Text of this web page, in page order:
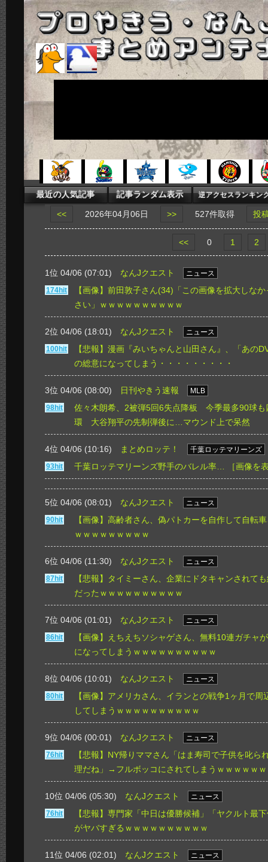
<< 2026年04月06日 >> 527件取得 投
<< 0 1 2
1位 04/06 (07:01) なんJクエスト
ニュース
174hit
【画像】前田敦子さん(34)「この画像を拡大しな
さい」ｗｗｗｗｗｗｗｗｗｗ
2位 04/06 (18:01) なんJクエスト
ニュース
100hit
【悲報】漫画『みいちゃんと山田さん』、「あの
の総意になってしまう・・・・・・・・・
3位 04/06 (08:00) 日刊やきう速報
MLB
98hit
佐々木朗希、2被弾5回6失点降板 今季最多90球も
環 大谷翔平の先制弾後に…マウンド上で呆然
4位 04/06 (10:16) まとめロッテ！
千葉ロッテマリーンズ
93hit
千葉ロッテマリーンズ野手のバレル率… ［画像を
5位 04/06 (08:01) なんJクエスト
ニュース
90hit
【画像】高齢者さん、偽パトカーを自作して自転
ｗｗｗｗｗｗｗｗｗ
6位 04/06 (11:30) なんJクエスト
ニュース
87hit
【悲報】タイミーさん、企業にドタキャンされて
だったｗｗｗｗｗｗｗｗｗｗ
7位 04/06 (01:01) なんJクエスト
ニュース
86hit
【画像】えちえちソシャゲさん、無料10連ガチャ
になってしまうｗｗｗｗｗｗｗｗｗｗ
8位 04/06 (10:01) なんJクエスト
ニュース
80hit
【画像】アメリカさん、イランとの戦争1ヶ月で
してしまうｗｗｗｗｗｗｗｗｗｗ
9位 04/06 (00:01) なんJクエスト
ニュース
76hit
【悲報】NY帰りママさん「はま寿司で子供を叱ら
理だね」→フルボッコにされてしまうｗｗｗｗｗ
10位 04/06 (05:30) なんJクエスト
ニュース
76hit
【悲報】専門家「中日は優勝候補」「ヤクルト最
がヤバすぎるｗｗｗｗｗｗｗｗｗｗ
11位 04/06 (02:01) なんJクエスト
ニュース